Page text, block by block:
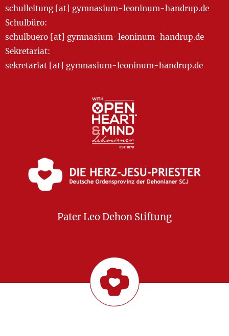
schulleitung [at] gymnasium-leoninum-handrup.de
Schulbüro:
schulbuero [at] gymnasium-leoninum-handrup.de
Sekretariat:
sekretariat [at] gymnasium-leoninum-handrup.de
Pater Leo Dehon Stiftung